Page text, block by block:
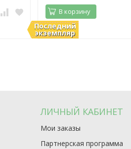
Последний
экземпляр
В корзину
В наличии
ЛИЧНЫЙ КАБИНЕТ
Мои заказы
Партнерская программа